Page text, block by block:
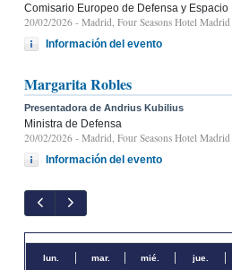
Comisario Europeo de Defensa y Espacio
20/02/2026 - Madrid, Four Seasons Hotel
Información del evento
Margarita Robles
Presentadora de Andrius Kubilius
Ministra de Defensa
20/02/2026 - Madrid, Four Seasons Hotel
Información del evento
lun. mar. mié. jue.